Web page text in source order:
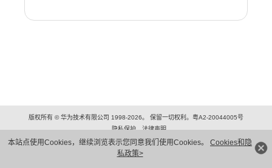
本站点使用Cookies，继续浏览表示您同意我们使用Cookies。 Cookies和隐
私政策>
版权所有 © 华为技术有限公司 1998-2026。 保留一切权利。粤A2-20044005号
隐私保护
法律声明